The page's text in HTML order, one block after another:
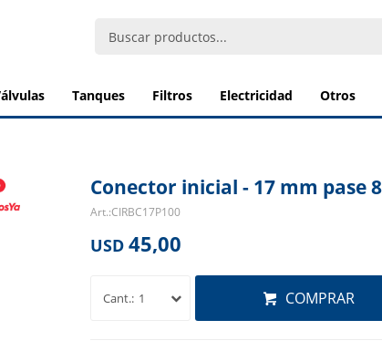
válvulas tanques filtros electricidad otros
Conector inicial - 17 mm pase
CIRBC17P100
USD 45,00
1 COMPRAR